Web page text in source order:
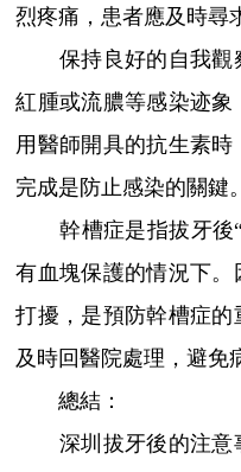
烈疼痛，患者應及時尋
保持良好的自我觀察
紅腫或流膿等感染迹
用醫師開具的抗生素
完成是防止感染的關鍵。
幹槽症是指拔牙後“
有血塊保護的情況下
打擾，是預防幹槽症
及時回醫院處理，避免
總結：
深圳拔牙後的注意